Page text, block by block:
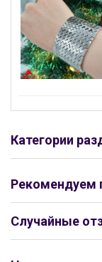
Категории
Рекомендуем
Случайные